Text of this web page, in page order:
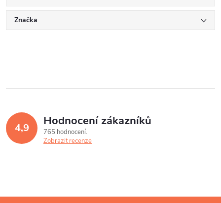
Značka
4,9 Hodnocení zákazníků
765 hodnocení
Zobrazit recenze